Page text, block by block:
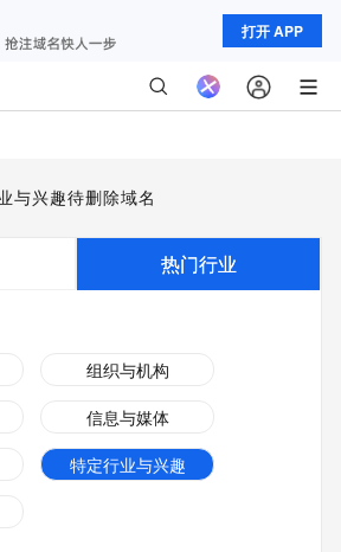
打开 APP
与兴趣待删除域名
热门行业
组织与机构
信息与媒体
特定行业与兴趣